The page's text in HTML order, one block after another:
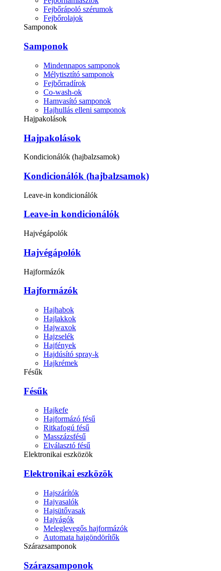
Fejbőrápoló szérumok
Fejbőrolajok
Samponok
Samponok
Mindennapos samponok
Mélytisztító samponok
Fejbőrradírok
Co-wash-ok
Hamvasító samponok
Hajhullás elleni samponok
Hajpakolások
Hajpakolások
Kondicionálók (hajbalzsamok)
Kondicionálók (hajbalzsamok)
Leave-in kondicionálók
Leave-in kondicionálók
Hajvégápolók
Hajvégápolók
Hajformázók
Hajformázók
Hajhabok
Hajlakkok
Hajwaxok
Hajzselék
Hajfények
Hajdúsító spray-k
Hajkrémek
Fésűk
Fésűk
Hajkefe
Hajformázó fésű
Ritkafogú fésű
Masszázsfésű
Elválasztó fésű
Elektronikai eszközök
Elektronikai eszközök
Hajszárítók
Hajvasalók
Hajsütővasak
Hajvágók
Meleglevegős hajformázók
Automata hajgöndörítők
Szárazsamponok
Szárazsamponok